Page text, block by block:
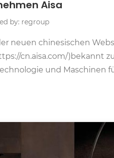
Aisa
by: regroup
neuen chinesischen
cn.aisa.com/)bekannt
und Maschinen